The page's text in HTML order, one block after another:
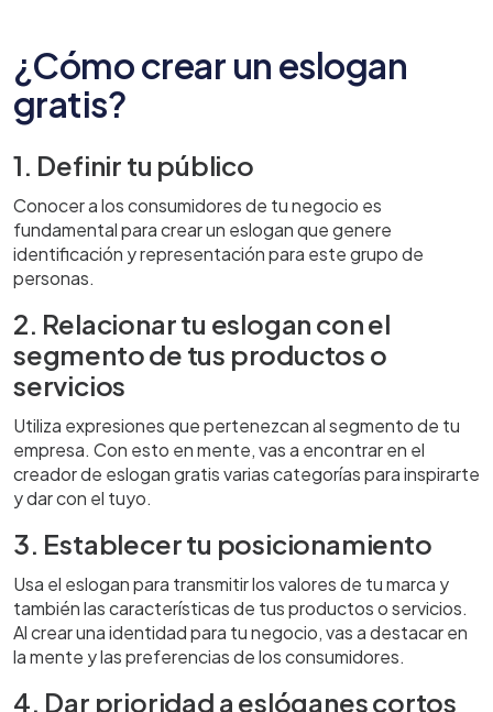
¿Cómo crear un eslogan
gratis?
1. Definir tu público
Conocer a los consumidores de tu negocio es
fundamental para crear un eslogan que genere
identificación y representación para este grupo de
personas.
2. Relacionar tu eslogan con el
segmento de tus productos o
servicios
Utiliza expresiones que pertenezcan al segmento de tu
empresa. Con esto en mente, vas a encontrar en el
creador de eslogan gratis varias categorías para inspirarte
y dar con el tuyo.
3. Establecer tu posicionamiento
Usa el eslogan para transmitir los valores de tu marca y
también las características de tus productos o servicios.
Al crear una identidad para tu negocio, vas a destacar en
la mente y las preferencias de los consumidores.
4. Dar prioridad a eslóganes cortos